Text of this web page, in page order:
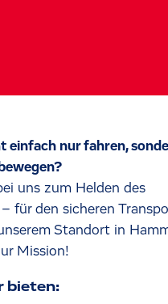
einfach nur fahren,
uns zum Helden des
– für den sicheren
Standort in
Mission!
bieten: